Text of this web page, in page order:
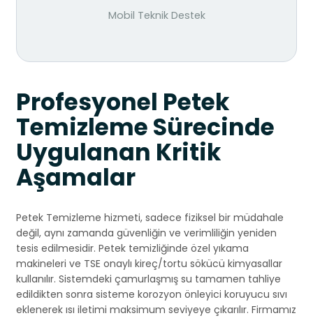
Mobil Teknik Destek
Profesyonel Petek
Temizleme Sürecinde
Uygulanan Kritik
Aşamalar
Petek Temizleme hizmeti, sadece fiziksel bir müdahale
değil, aynı zamanda güvenliğin ve verimliliğin yeniden
tesis edilmesidir. Petek temizliğinde özel yıkama
makineleri ve TSE onaylı kireç/tortu sökücü kimyasallar
kullanılır. Sistemdeki çamurlaşmış su tamamen tahliye
edildikten sonra sisteme korozyon önleyici koruyucu sıvı
eklenerek ısı iletimi maksimum seviyeye çıkarılır. Firmamız